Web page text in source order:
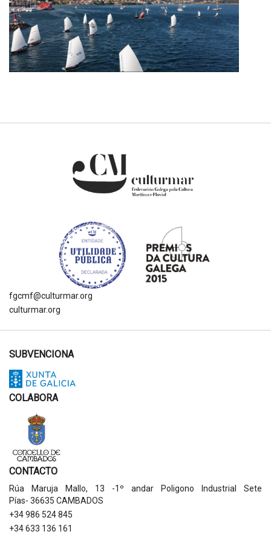
fgcmf@culturmar.org
culturmar.org
SUBVENCIONA
COLABORA
CONTACTO
Rúa Maruja Mallo, 13 -1º andar Poligono Industrial Sete
Pías- 36635 CAMBADOS
+34 986 524 845
+34 633 136 161